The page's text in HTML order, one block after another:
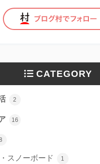
CATEGORY
2
16
スノーボード 1